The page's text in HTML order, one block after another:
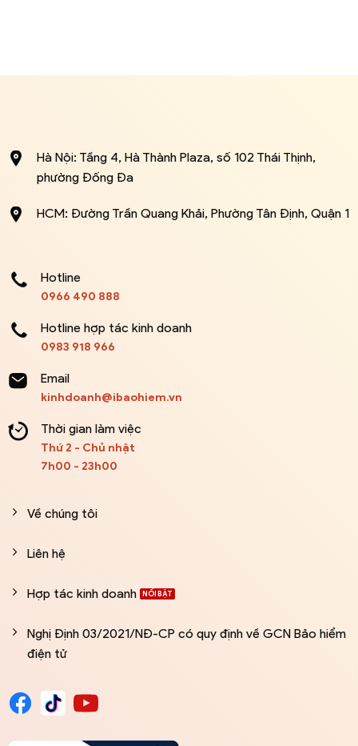
Hà Nội: Tầng 4, Hà Thành Plaza, số 102 Thái Thịnh,
phường Đống Đa
HCM: Đường Trần Quang Khải, Phường Tân Định, Quận 1
Hotline
0966 490 888
Hotline hợp tác kinh doanh
0983 918 966
Email
kinhdoanh@ibaohiem.vn
Thời gian làm việc
Thứ 2 - Chủ nhật
7h00 - 23h00
Về chúng tôi
Liên hệ
Hợp tác kinh doanh
Nghị Định 03/2021/NĐ-CP có quy định về GCN Bảo hiểm
điện tử